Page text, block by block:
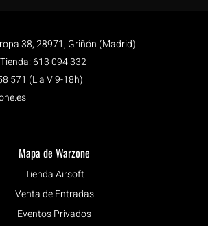
38, 28971, Griñón (Madrid)
613 094 332
571 (L a V 9-18h)
Mapa de Warzone
Tienda Airsoft
Venta de Entradas
Eventos Privados